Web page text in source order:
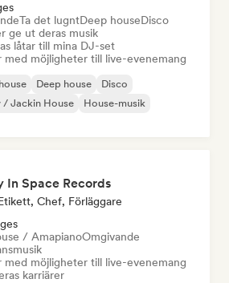
Ta det lugntDeep houseDisco
ge ut deras musik
låtar till mina DJ-set
med möjligheter till live-evenemang
Deep house
Disco
/ Jackin House
House-musik
In Space Records
Chef, Förläggare
/ AmapianoOmgivande
med möjligheter till live-evenemang
karriärer